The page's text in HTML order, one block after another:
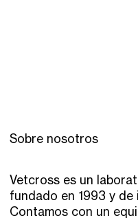
Sobre nosotros
Vetcross es un
fundado en 1993 y de
Contamos con un